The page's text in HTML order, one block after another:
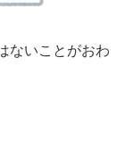
ないことがおわ